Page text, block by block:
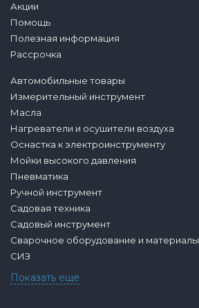
Акции
Помощь
Полезная информация
Рассрочка
Автомобильные товары
Измерительный инструмент
Масла
Нагреватели и осушители воздуха
Оснастка к электроинструменту
Мойки высокого давления
Пневматика
Ручной инструмент
Садовая техника
Садовый инструмент
Сварочное оборудование и материалы
СИЗ
Показать еще